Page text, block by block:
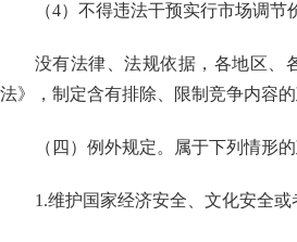
（4）不得违法干预实行市场调节
没有法律、法规依据，各地区、
法》，制定含有排除、限制竞争内容的
（四）例外规定。属于下列情形
1.维护国家经济安全、文化安全或